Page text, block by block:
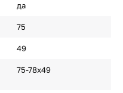
да
75
49
75-78х49